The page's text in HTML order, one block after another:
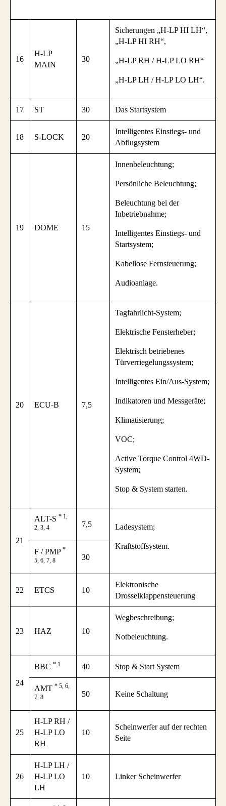
16
H-LP
MAIN
30
Sicherungen „H-LP HI LH“,
„H-LP HI RH“,
„H-LP RH / H-LP LO RH“
„H-LP LH / H-LP LO LH“.
17 ST 30 Das Startsystem
18 S-LOCK 20
Intelligentes Einstiegs- und
Abflugsystem
19 DOME 15
Innenbeleuchtung;
Persönliche Beleuchtung;
Beleuchtung bei der
Inbetriebnahme;
Intelligentes Einstiegs- und
Startsystem;
Kabellose Fernsteuerung;
Audioanlage.
20 ECU-B 7,5
Tagfahrlicht-System;
Elektrische Fensterheber;
Elektrisch betriebenes
Türverriegelungssystem;
Intelligentes Ein/Aus-System;
Indikatoren und Messgeräte;
Klimatisierung;
VOC;
Active Torque Control 4WD-
System;
Stop & System starten.
21
ALT-S * 1,
2, 3, 4
7,5 Ladesystem;
Kraftstoffsystem.
F / PMP *
5, 6, 7, 8
30
22 ETCS 10
Elektronische
Drosselklappensteuerung
23 HAZ 10
Wegbeschreibung;
Notbeleuchtung.
24
BBC * 1 40 Stop & Start System
AMT * 5, 6,
7, 8
50 Keine Schaltung
25
H-LP RH /
H-LP LO
RH
10
Scheinwerfer auf der rechten
Seite
26
H-LP LH /
H-LP LO
LH
10 Linker Scheinwerfer